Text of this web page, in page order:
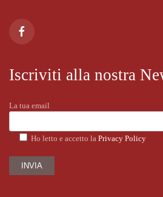
Iscriviti alla nostra
La tua email
Ho letto e accetto la Privacy Policy